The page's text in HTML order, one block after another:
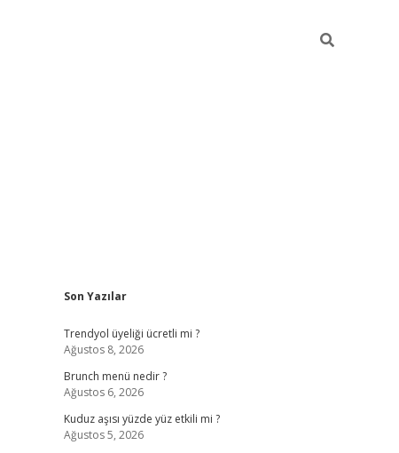
Sidebar
Son Yazılar
Trendyol üyeliği ücretli mi ?
Ağustos 8, 2026
Brunch menü nedir ?
Ağustos 6, 2026
Kuduz aşısı yüzde yüz etkili mi ?
Ağustos 5, 2026